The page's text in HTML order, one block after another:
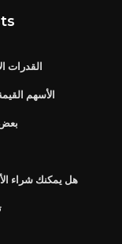
القدرات
الأسهم
بعض
هل يمكنك شراء